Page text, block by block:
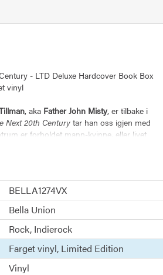
- LTD Deluxe Hardcover Book Box
vinyl
, aka Father John Misty, er tilbake i
Next 20th Century tar han oss igjen med
er forholdet mann-kvinne, eller livet
fra en svunnen tid, samt tydelige hint av
Harry Nilsson (som jo ikke var fremmede
dekadense og svunnen tid, så hviler
som kollega Lana Del Rey så
Plata minner nok også mer omI Love
foregående, noe som vi tror vil gjøre at
på. Classy.
BELLA1274VX
Bella Union
Rock Indierock
Farget vinyl Limited Edition
Vinyl